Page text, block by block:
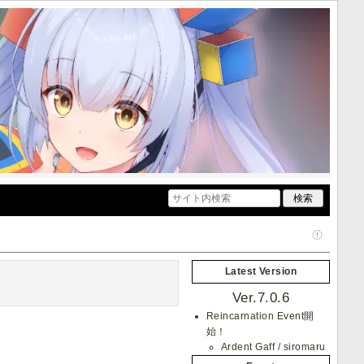
Latest Version
Ver.7.0.6
Reincarnation Event開
始！
Ardent Gaff / siromaru